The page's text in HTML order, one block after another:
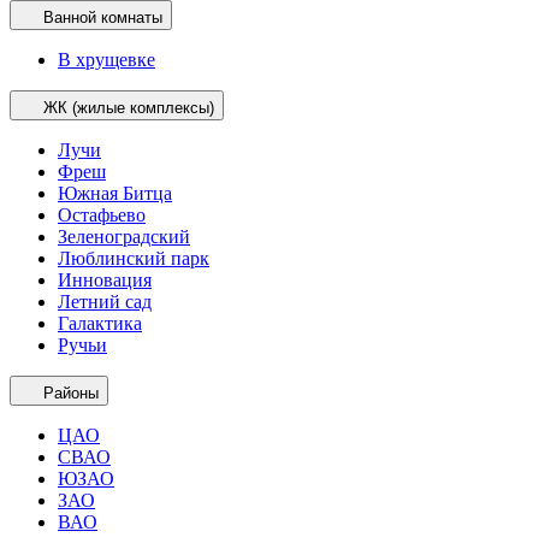
Ванной комнаты
В хрущевке
ЖК (жилые комплексы)
Лучи
Фреш
Южная Битца
Остафьево
Зеленоградский
Люблинский парк
Инновация
Летний сад
Галактика
Ручьи
Районы
ЦАО
СВАО
ЮЗАО
ЗАО
ВАО